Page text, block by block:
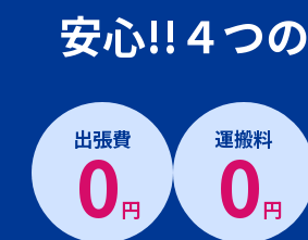
安心!!４つの
出張費
0円
運搬料
0円